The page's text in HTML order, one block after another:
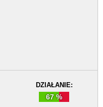
DZIAŁANIE:
67 %